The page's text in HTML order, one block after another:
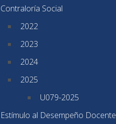
Contraloría Social
2022
2023
2024
2025
U079-2025
Estímulo al Desempeño Docente